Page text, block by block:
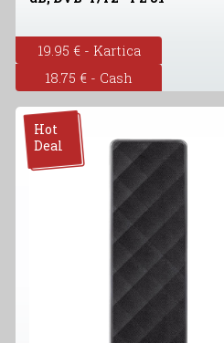
19.95 € - Kartica
18.75 € - Cash
Hot
Deal